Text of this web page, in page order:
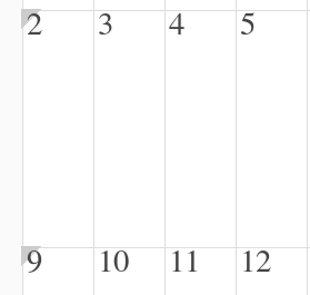
2 3 4 5
9 10 11 12